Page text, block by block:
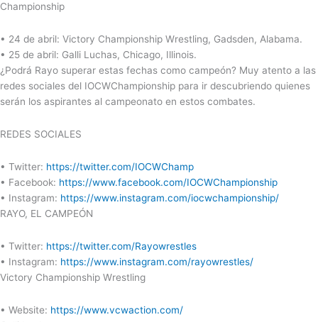
Championship
• 24 de abril: Victory Championship Wrestling, Gadsden, Alabama.
• 25 de abril: Galli Luchas, Chicago, Illinois.
¿Podrá Rayo superar estas fechas como campeón? Muy atento a las
redes sociales del IOCWChampionship para ir descubriendo quienes
serán los aspirantes al campeonato en estos combates.
REDES SOCIALES
• Twitter: https://twitter.com/IOCWChamp
• Facebook: https://www.facebook.com/IOCWChampionship
• Instagram: https://www.instagram.com/iocwchampionship/
RAYO, EL CAMPEÓN
• Twitter: https://twitter.com/Rayowrestles
• Instagram: https://www.instagram.com/rayowrestles/
Victory Championship Wrestling
• Website: https://www.vcwaction.com/